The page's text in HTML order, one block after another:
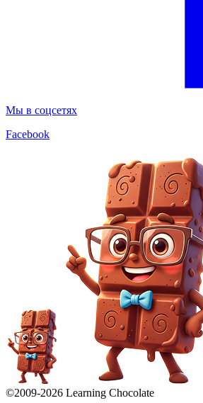
Мы в соцсетях
Facebook
©2009-2026 Learning Chocolate